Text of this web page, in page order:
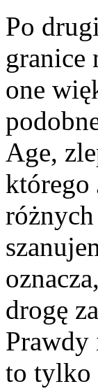
Po
granice
one
Age,
drogę
Prawdy
to tylko